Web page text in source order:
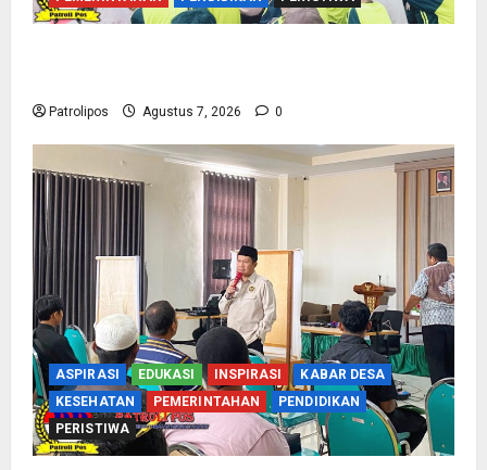
Patrolipos Agustus 7, 2026 0
ASPIRASI EDUKASI INSPIRASI
KABAR DESA
KESEHATAN
PEMERINTAHAN
PENDIDIKAN
PERISTIWA